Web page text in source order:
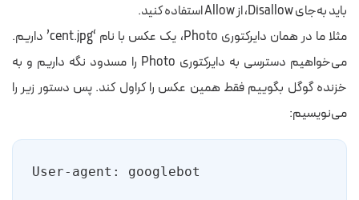
باید به‌جای Disallow، از Allow استفاده کنید.
مثلا ما در همان دایرکتوری Photo، یک عکس با نام ‘cent.jpg’ داریم.
می‌خواهیم دسترسی به دایرکتوری Photo را مسدود نگه داریم و به
خزنده گوگل بگوییم فقط همین عکس را کراول کند. پس دستور زیر را
می‌نویسیم: